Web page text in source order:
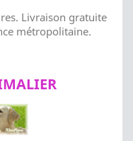
Livraison gratuite
métropolitaine.